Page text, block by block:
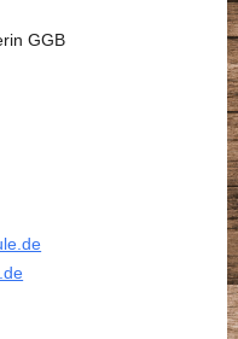
GGB